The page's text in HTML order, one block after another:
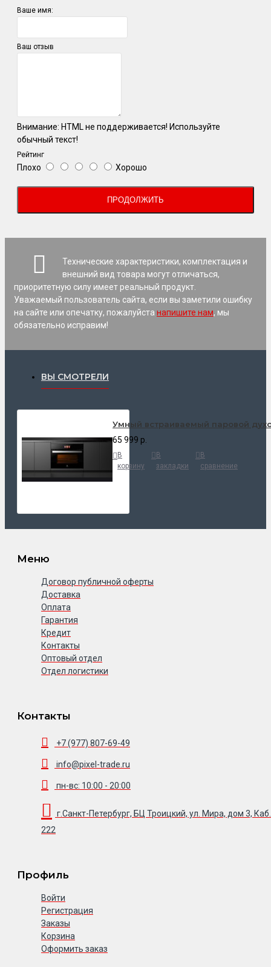
Ваше имя:
Ваш отзыв
Внимание: HTML не поддерживается! Используйте
обычный текст!
Рейтинг
Плохо Хорошо
ПРОДОЛЖИТЬ
Технические характеристики, комплектация и
внешний вид товара могут отличаться,
приоритетную силу имеет реальный продукт.
Уважаемый пользователь сайта, если вы заметили ошибку
на сайте или опечатку, пожалуйста напишите нам, мы
обязательно исправим!
ВЫ СМОТРЕЛИ
Умный встраиваемый паровой
65 999 р.
В
корзину
В
закладки
В
сравнение
Меню
Договор публичной оферты
Доставка
Оплата
Гарантия
Кредит
Контакты
Оптовый отдел
Отдел логистики
Контакты
+7 (977) 807-69-49
info@pixel-trade.ru
пн-вс: 10:00 - 20:00
г.Санкт-Петербург, БЦ Троицкий, ул. Мира, дом 3, Каб.
222
Профиль
Войти
Регистрация
Заказы
Корзина
Оформить заказ